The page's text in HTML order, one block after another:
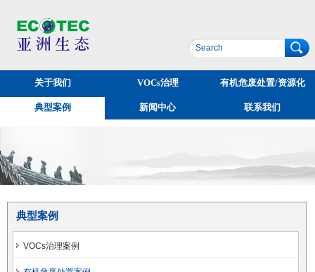
关于我们 VOCs治理 有机危废处置/资源化
典型案例 新闻中心 联系我们
典型案例
VOCs治理案例